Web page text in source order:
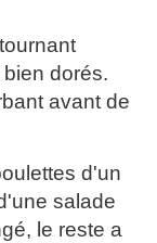
dorés.
avant de
d'un
salade
le reste a